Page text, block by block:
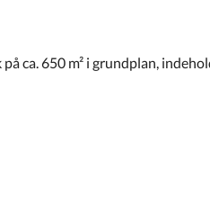
ca. 650 m² i grundplan,